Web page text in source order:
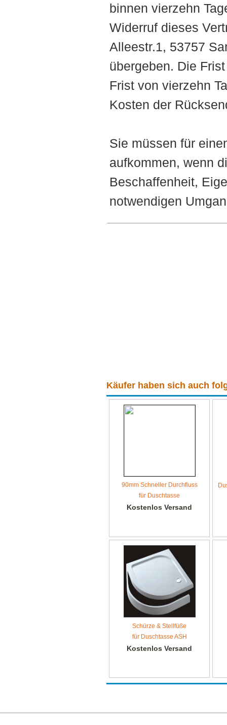
binnen vierzehn
Widerruf dieses
Alleestr.1, 53757
übergeben. Die
Frist von vierzehn
Kosten der
Sie müssen für
aufkommen, wenn
Beschaffenheit,
notwendigen
Käufer haben sich auch
90mm Schneller Durchfluss
für Duschtasse
Kostenlos Versand
Schürze & Stellfüße
für Duschtasse ASH
Kostenlos Versand